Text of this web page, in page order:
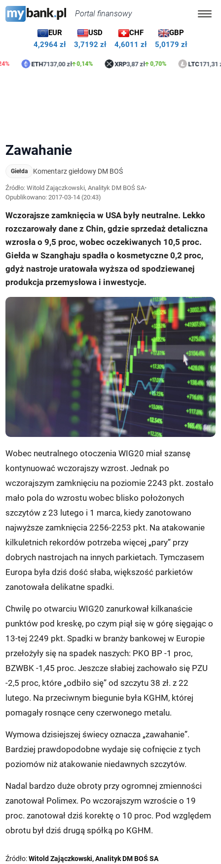
Portal finansowy
EUR
4,2964 zł
USD
3,7192 zł
CHF
4,6011 zł
GBP
5,0179 zł
ETH 7137,00 zł 0,14% XRP 3,87 zł 0,70% LTC 171,31 zł
Zawahanie
Giełda Komentarz giełdowy DM BOŚ
Źródło: Witold Zajączkowski, Analityk DM BOŚ SA•
Opublikowano:2017-03-14 (20:43)
Wczorajsze zamknięcia w USA były neutralne. Lekko
rozczarowały dane z Chin, gdzie sprzedaż detaliczna
wzrosła o 9,5 proc, wobec oczekiwanych 10,5 proc.
Giełda w Szanghaju spadła o kosmetyczne 0,2 proc,
gdyż nastroje uratowała wyższa od spodziewanej
produkcja przemysłowa i inwestycje.
Wobec neutralnego otoczenia WIG20 miał szansę
kontynuować wczorajszy wzrost. Jednak po
wczorajszym zamknięciu na poziomie 2243 pkt. zostało
mało pola do wzrostu wobec blisko położonych
szczytów z 23 lutego i 1 marca, kiedy zanotowano
najwyższe zamknięcia 2256-2253 pkt. Na atakowanie
kilkuletnich rekordów potrzeba więcej „pary” przy
dobrych nastrojach na innych parkietach. Tymczasem
Europa była dziś dość słaba, większość parkietów
zanotowała delikatne spadki.
Chwilę po otwarciu WIG20 zanurkował kilkanaście
punktów pod kreskę, po czym piął się w górę sięgając o
13-tej 2249 pkt. Spadki w branży bankowej w Europie
przełożyły się na spadek naszych: PKO BP -1 proc,
BZWBK -1,45 proc. Jeszcze słabiej zachowało się PZU
-2,5 proc, które „odbiło się” od szczytu 38 zł. z 22
lutego. Na przeciwnym biegunie była KGHM, której
pomagały rosnące ceny czerwonego metalu.
Wymowa dzisiejszej świecy oznacza „zawahanie”.
Bardziej prawdopodobne wydaje się cofnięcie z tych
poziomów niż atakowanie niedawnych szczytów.
Nadal bardzo duże obroty przy ogromnej zmienności
zanotował Polimex. Po wczorajszym wzroście o 19
proc. zanotował dziś korektę o 10 proc. Pod względem
obrotu był dziś drugą spółką po KGHM.
Źródło:Witold Zajączkowski, Analityk DM BOŚ SA